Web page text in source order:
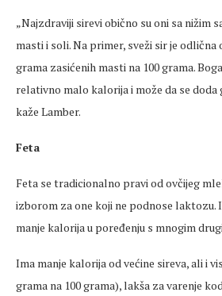
„Najzdraviji sirevi obično su oni sa nižim
masti i soli. Na primer, sveži sir je odlična
grama zasićenih masti na 100 grama.
relativno malo kalorija i može da se doda
kaže Lamber.
Feta
Feta se tradicionalno pravi od ovčijeg
izborom za one koji ne podnose laktozu.
manje kalorija u poređenju s mnogim
Ima manje kalorija od većine sireva, ali i
grama na 100 grama), lakša za varenje